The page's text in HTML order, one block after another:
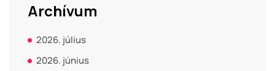
Archívum
2026. július
2026. június